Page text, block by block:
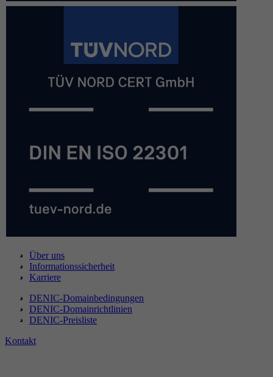
Über uns
Informationssicherheit
Karriere
DENIC-Domainbedingungen
DENIC-Domainrichtlinien
DENIC-Preisliste
Kontakt